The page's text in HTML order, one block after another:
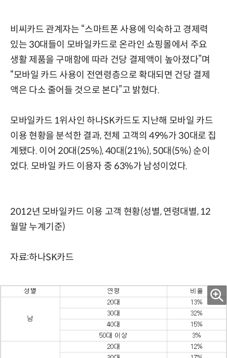
비씨카드 관계자는 “스마트폰 사용에 익숙하고 경제력
있는 30대들이 모바일카드로 온라인 쇼핑몰에서 주요
생활 제품을 구매함에 따라 건당 결제액이 높아졌다”며
“모바일 카드 사용이 전연령층으로 확대되면 건당 결제
액은 다소 줄어들 것으로 본다”고 밝혔다.
모바일카드 1위사인 하나SK카드도 지난해 모바일 카드
이용 현황을 분석한 결과, 전체 고객의 49%가 30대로 집
계됐다. 이어 20대(25%), 40대(21%), 50대(5%) 순이
었다. 모바일 카드 이용자 중 63%가 남성이었다.
2012년 모바일카드 이용 고객 현황(성별, 연령대별, 12
월말 누계기준)
자료:하나SK카드